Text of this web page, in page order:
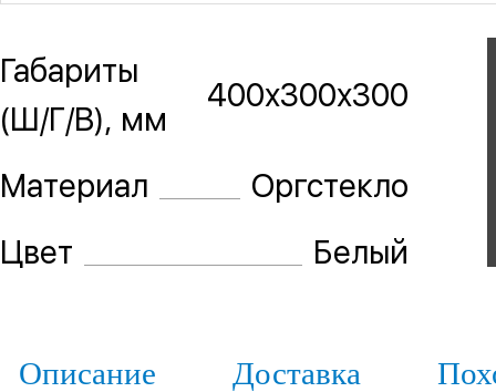
Габариты
(Ш/Г/В), мм
400х300х300
Материал
Оргстекло
Цвет
Белый
Описание Доставка